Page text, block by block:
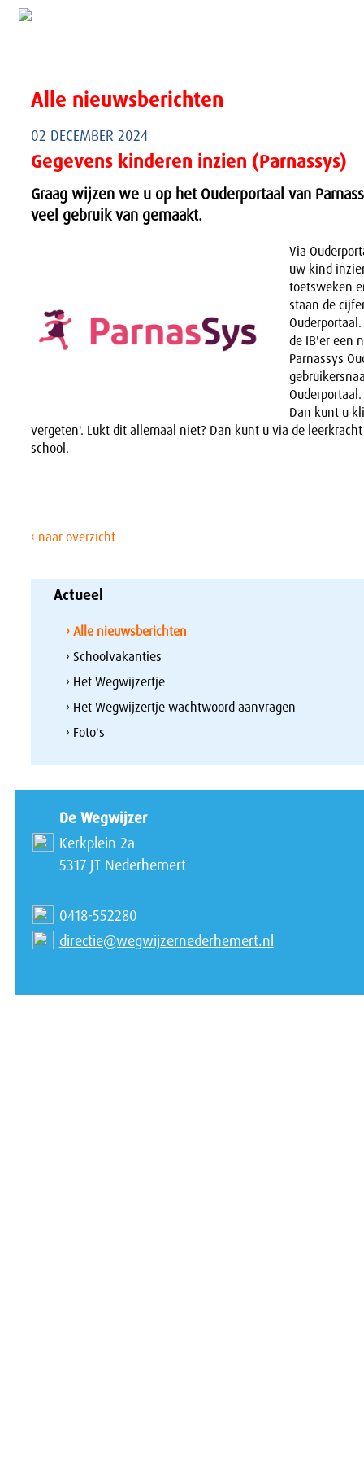
Alle nieuwsberichten
02 DECEMBER 2024
Gegevens kinderen inzien (Parnassys)
Graag wijzen we u op het Ouderportaal van
veel gebruik van gemaakt.
Via
uw kind
toetsweken
staan de
de IB'er een
Parnassys
Dan kunt u
vergeten'. Lukt dit allemaal niet? Dan kunt u via de
school.
‹ naar overzicht
Actueel
› Alle nieuwsberichten
› Schoolvakanties
› Het Wegwijzertje
› Het Wegwijzertje wachtwoord aanvragen
› Foto's
De Wegwijzer
Kerkplein 2a
5317 JT Nederhemert
0418-552280
directie@wegwijzernederhemert.nl